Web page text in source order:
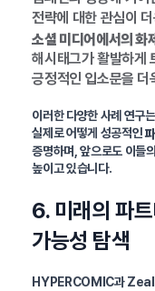
전략에 대한 관심이
소셜 미디어에서의 화
해시태그가 활발하게
긍정적인 입소문을 더
이러한 다양한 사례 연
실제로 어떻게 성공적인
증명하며, 앞으로도 이들
높이고 있습니다.
6. 미래의 파
가능성 탐색
HYPERCOMIC과